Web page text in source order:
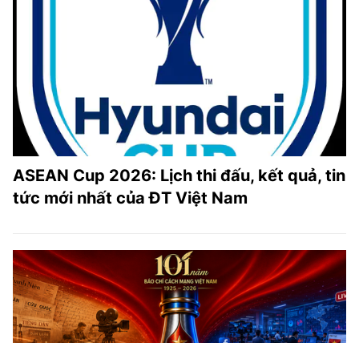
ASEAN Cup 2026: Lịch thi đấu, kết quả, tin
tức mới nhất của ĐT Việt Nam